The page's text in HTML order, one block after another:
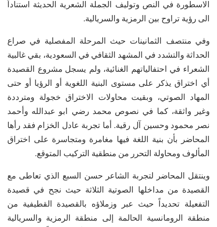
الاسطورة في النص وتوليف الجملة الشعرية الحديثة استناداً
الى رؤية تراوح بين الرمزية والسريالية.
وفي منتصف الثمانينات حيث المرحلة المفصلية في صراع
الحداثة والتشدد في المشهد الثقافي في السعودية، بقي غالبية
الشعراء في احتفالياتهم الغنائية، ولم يسجل مشروع القصيدة
أي اختراق يذكر على مستوى البنية اللغوية أو الرؤيا أو حتى
المهاد الصوتي، وبقيت محاولات الاختراق خجولة ومترددة
وغير واثقة، كما في نصوص محمد رضي ابو عبدالله وأحمد
نصر محمود وحسين آل رقية. أما تجربة عادل الخزام فقد رأها
المحاضر بأن بنية اللغة فيها مغامرة ومتجاسرة على اختراق
المألوف ومحاولة التحرر من منطقية التركيب المتوقع.
وينتقل المحاضر لتجربة الشاعر حسن السبع الذي تعاطى مع
القصيدة من مداخلها الصوتية الثلاثة حيث نجح في قصيدة
التفعيلة تحديداً حيث عبر وزملاؤه بالقصيدة القطيفية من
منطقة الرومانسية الحالمة إلى منطقة الرمزية والسريالية